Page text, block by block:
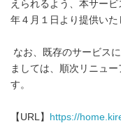
えられるよう、本サー
年４月１日より提供いた
なお、既存のサービス
ましては、順次リニュ
す。
【URL】 https://